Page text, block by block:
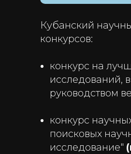
Кубанский
конкурсов:
конкурс на
исследований,
руководством
конкурс
поисковых
исследование"